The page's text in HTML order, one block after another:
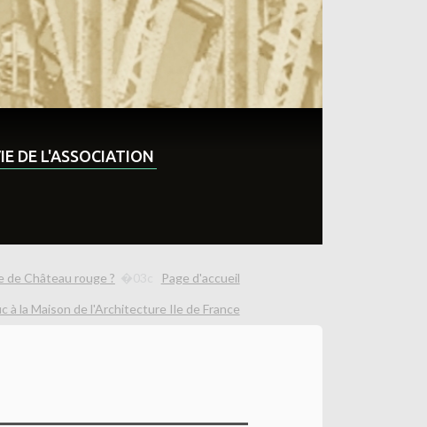
DE L'ASSOCIATION
de Château rouge ? Page d'accueil
à la Maison de l'Architecture Ile de France